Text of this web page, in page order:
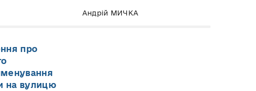
Андрій МИЧКА
про
на вулицю